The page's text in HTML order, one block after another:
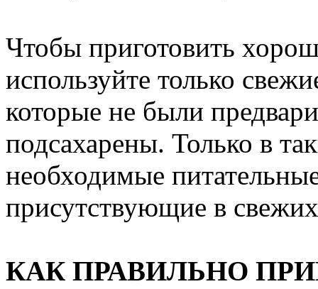
Чтобы приготовить
используйте только
которые не были
подсахарены. Только в
необходимые
присутствующие в
КАК ПРАВИЛЬНО